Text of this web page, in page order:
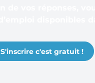
S'inscrire c'est gratuit !